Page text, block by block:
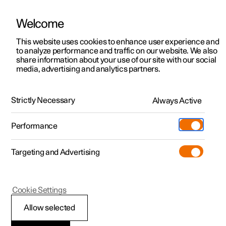
Polestar 2
Polestar 3
Polestar 4
Pre-owned
Shop
Meer
Testrit
Aanbiedingen voor
Testrit
Aanbiedingen voor
Polestar 4 coupé
Ontdek Polestar 4
Testrit
Bekijk onze stockwagens
Aanbiedingen voor
Ontdek Polestar 5
Over pre-owned
Pre-owned aanbiedingen
Aanbiedingen voor particulieren
Aanbiedingen voor
professionelen
Bekijk onze stockwagens
Configureer
Pre-owned
Testrit
Additionals
(Opent in een nieuw venster)
Experiences
Ontmoet ons
Servicepunten
Opladen
Support
HandleidingVideogalerijSoftware-updates
Gecombineerde radarsensor en camera
Polestar 2
Radareenheden
Welcome
This website uses cookies to enhance user experience and
to analyze performance and traffic on our website. We also
share information about your use of our site with our social
media, advertising and analytics partners.
Strictly Necessary Always Active
Performance
Targeting and Advertising
Allow selected
Cookie Settings